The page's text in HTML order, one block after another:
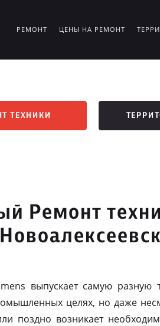
РЕМОНТ ЦЕНЫ НА РЕМОНТ
ТЕХНИКИ
Ремонт
выпускает самую разную
целях, но даже
поздно возникает